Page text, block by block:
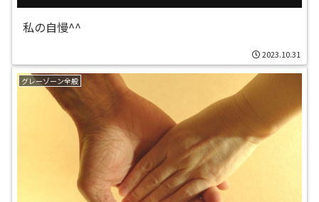
私の自慢^^
2023.10.31
グレーゾーン全般